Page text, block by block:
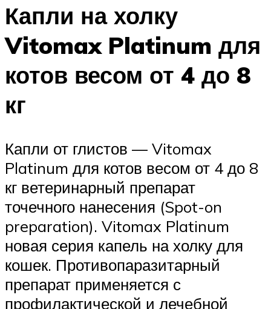
Капли на холку
Vitomax Platinum для
котов весом от 4 до 8
кг
Капли от глистов — Vitomax
Platinum для котов весом от 4 до 8
кг ветеринарный препарат
точечного нанесения (Spot-on
preparation). Vitomax Platinum
новая серия капель на холку для
кошек. Противопаразитарный
препарат применяется с
профилактической и лечебной